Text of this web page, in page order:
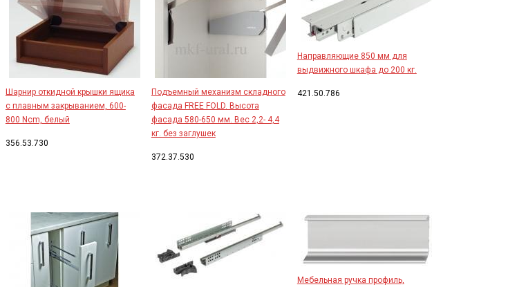
Шарнир откидной крышки ящика
с плавным закрыванием, 600-
800 Ncm, белый
356.53.730
Подъемный механизм складного
фасада FREE FOLD. Высота
фасада 580-650 мм. Вес 2,2- 4,4
кг. без заглушек
372.37.530
Направляющие 850 мм для
выдвижного шкафа до 200 кг.
421.50.786
Мебельная ручка профиль,